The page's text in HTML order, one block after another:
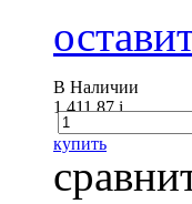
В Наличии
1 411.87i
купить